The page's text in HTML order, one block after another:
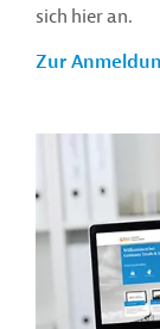
sich hier an.
Zur